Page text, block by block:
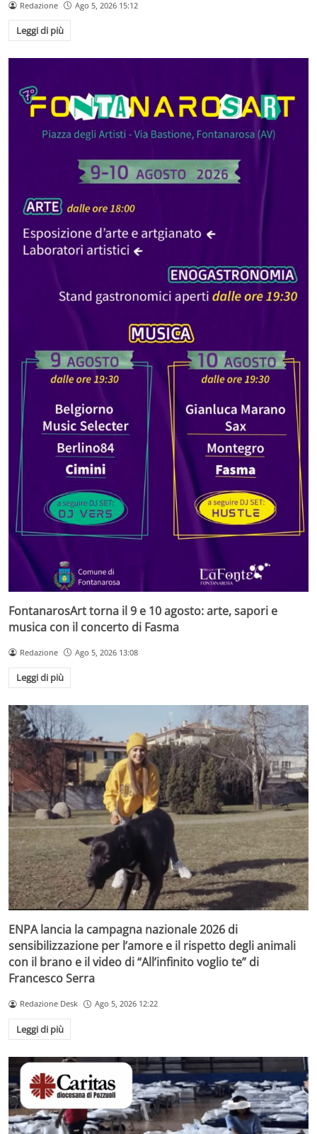
Redazione Ago 5, 2026 15:12
Leggi di più
FontanarosArt torna il 9 e 10 agosto: arte, sapori e
musica con il concerto di Fasma
Redazione Ago 5, 2026 13:08
Leggi di più
ENPA lancia la campagna nazionale 2026 di
sensibilizzazione per l’amore e il rispetto degli animali
con il brano e il video di “All’infinito voglio te” di
Francesco Serra
Redazione Desk Ago 5, 2026 12:22
Leggi di più